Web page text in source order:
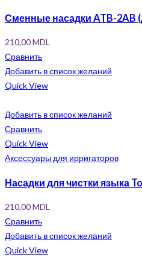
Сменные насадки ATB-2AB
210,00MDL
Сравнить
Добавить в список желаний
Quick View
Добавить в список желаний
Сравнить
Quick View
Аксессуары для ирригаторов
Насадки для чистки языка
210,00MDL
Сравнить
Добавить в список желаний
Quick View